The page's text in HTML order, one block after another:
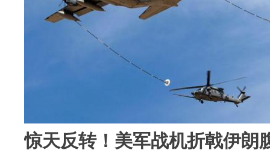
惊天反转！美军战机折戟伊朗